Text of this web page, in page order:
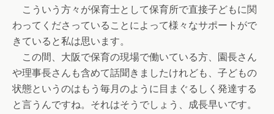
こういう方々が保育士として保育所で直接子どもに関
わってくださっていることによって様々なサポートがで
きていると私は思います。
この間、大阪で保育の現場で働いている方、園長さん
や理事長さんも含めて話聞きましたけれども、子どもの
状態というのはもう毎月のように目まぐるしく発達する
と言うんですね。それはそうでしょう、成長早いです。